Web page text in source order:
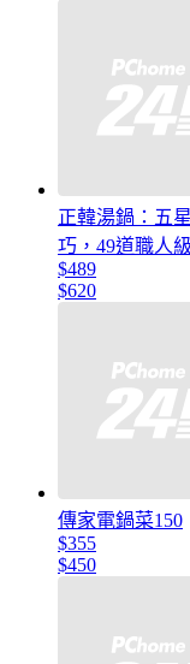
正韓湯鍋：五
巧，49道職人
$489
$620
傳家電鍋菜150
$355
$450